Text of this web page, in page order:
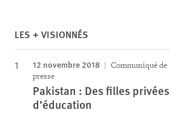
LES + VISIONNÉS
12 novembre 2018
Communiqué de
presse
Pakistan : Des filles privées
d’éducation